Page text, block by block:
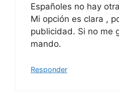
Españoles no hay
Mi opción es clara ,
publicidad. Si no me
mando.
Responder